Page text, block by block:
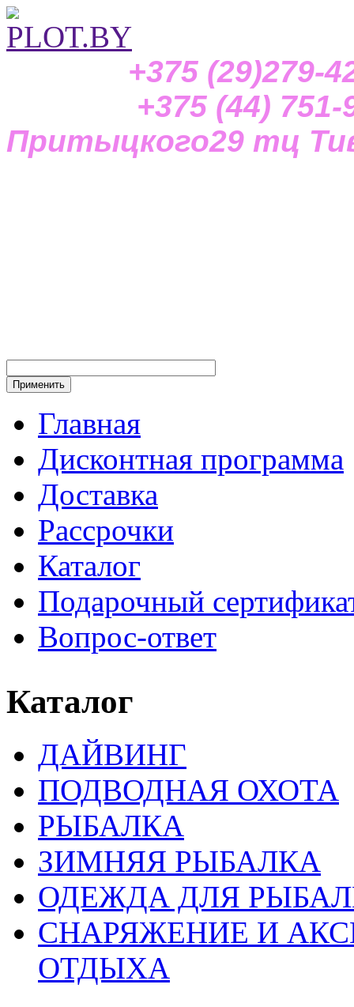
+375 (29)279-
+375 (44) 751-
Притыцкого29 тц
Главная
Дисконтная программа
Доставка
Рассрочки
Каталог
Подарочный
Вопрос-ответ
Каталог
ДАЙВИНГ
ПОДВОДНАЯ ОХОТА
РЫБАЛКА
ЗИМНЯЯ РЫБАЛКА
ОДЕЖДА ДЛЯ
СНАРЯЖЕНИЕ И
ОТДЫХА